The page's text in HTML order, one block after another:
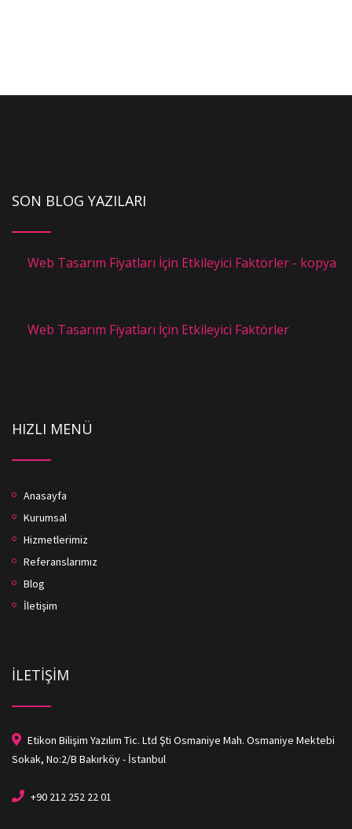
SON BLOG YAZILARI
Web Tasarım Fiyatları İçin Etkileyici Faktörler - kopya
Web Tasarım Fiyatları İçin Etkileyici Faktörler
HIZLI MENÜ
Anasayfa
Kurumsal
Hizmetlerimiz
Referanslarımız
Blog
İletişim
İLETİŞİM
Etikon Bilişim Yazılım Tic. Ltd Şti Osmaniye Mah. Osmaniye Mektebi
Sokak, No:2/B Bakırköy - İstanbul
+90 212 252 22 01